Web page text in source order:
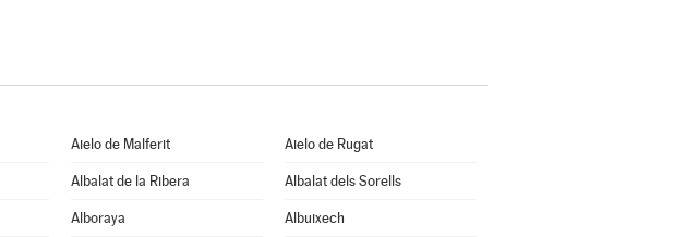
Aielo de Malferit Aielo de Rugat
Albalat de la Ribera Albalat dels Sorells
Alboraya Albuixech